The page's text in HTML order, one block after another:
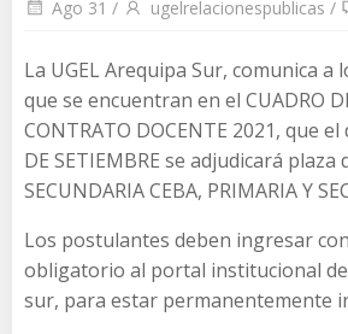
Ago 31 / ugelrelacionespublicas /
La UGEL Arequipa Sur, comunica a
que se encuentran en el CUADRO
CONTRATO DOCENTE 2021, que el
DE SETIEMBRE se adjudicará plaza
SECUNDARIA CEBA, PRIMARIA Y
Los postulantes deben ingresar
obligatorio al portal institucional de
sur, para estar permanentemente